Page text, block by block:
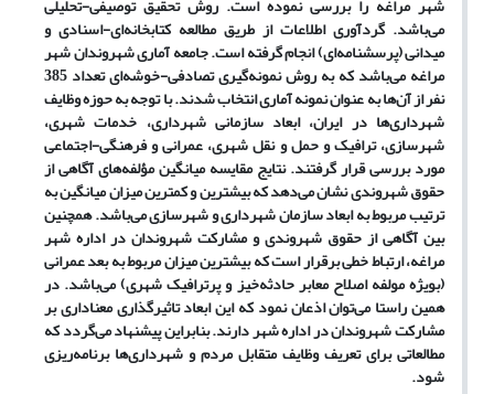
شهر مراغه را بررسی نموده است. روش تحقیق توصیفی-تحلیلی
می‌باشد. گردآوری اطلاعات از طریق مطالعه کتابخانه‌ای-اسنادی و
میدانی (پرسشنامه‌ای) انجام گرفته است. جامعه آماری شهروندان شهر
مراغه می‌باشد که به روش نمونه‌گیری تصادفی-خوشه‌ای تعداد 385
نفر از آن‌ها به عنوان نمونه آماری انتخاب شدند. با توجه به حوزه وظایف
شهرداری‌ها در ایران، ابعاد سازمانی شهرداری، خدمات شهری،
شهرسازی، ترافیک و حمل و نقل شهری، عمرانی و فرهنگی-اجتماعی
مورد بررسی قرار گرفتند. نتایج مقایسه میانگین‌ مؤلفه‌های آگاهی از
حقوق شهروندی نشان می‌دهد که بیشترین و کمترین میزان میانگین به
ترتیب مربوط به ابعاد سازمان شهرداری و شهرسازی می‌باشد. همچنین
بین آگاهی از حقوق شهروندی و مشارکت شهروندان در اداره شهر
مراغه، ارتباط خطی برقرار است که بیشترین میزان مربوط به بعد عمرانی
(بویژه مولفه اصلاح معابر حادثه‌خیز و پرترافیک شهری) می‌باشد. در
همین راستا می‌توان اذعان نمود که این ابعاد تاثیرگذاری معناداری بر
مشارکت شهروندان در اداره شهر دارند. بنابراین پیشنهاد می‌گردد که
مطالعاتی برای تعریف وظایف متقابل مردم و شهرداری‌ها برنامه‌ریزی
شود.